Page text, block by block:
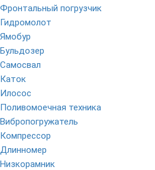
Фронтальный погрузчик
Гидромолот
Ямобур
Бульдозер
Самосвал
Каток
Илосос
Поливомоечная техника
Вибропогружатель
Компрессор
Длинномер
Низкорамник